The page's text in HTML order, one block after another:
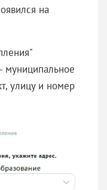
на
муниципальное
улицу и номер